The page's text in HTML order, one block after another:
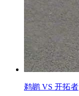
鹈鹕 VS 开拓者